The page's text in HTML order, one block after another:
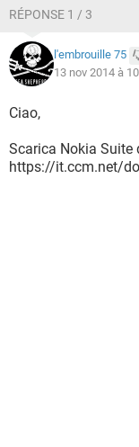
RÉPONSE 1 / 3
l'embrouille 75
13 nov 2014 à
Ciao,
Scarica Nokia Suite
https://it.ccm.net/